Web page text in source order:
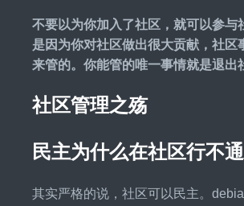
不要以为你加入了社区，就可以参与
是因为你对社区做出很大贡献，社区
来管的。你能管的唯一事情就是退出
社区管理之殇
民主为什么在社区行不通
其实严格的说，社区可以民主。